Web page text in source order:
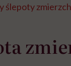
ślepoty